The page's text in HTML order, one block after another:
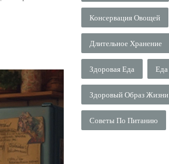
Консервация Овощей
Длительное Хранение
Здоровая Еда Еда
Здоровый Образ Жизни
Советы По Питанию